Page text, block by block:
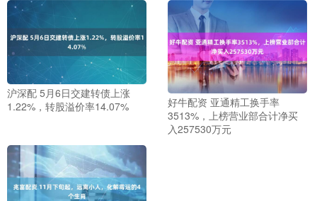
沪深配 5月6日交建转债上涨
1.22%，转股溢价率14.07%
好牛配资 亚通精工换手率
3513%，上榜营业部合计净买
入257530万元